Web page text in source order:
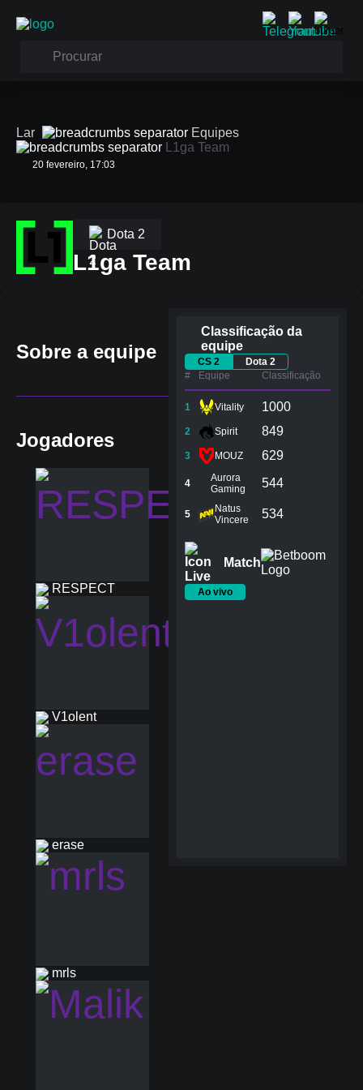
Lar
Equipes
L1ga Team
20 fevereiro, 17:03
Dota 2
L1ga Team
Sobre a equipe
Jogadores
RESPECT
V1olent
erase
mrls
Classificação da
equipe
CS 2
Dota 2
#
Equipe Сlassificação
1 Vitality 1000
2 Spirit 849
3 MOUZ 629
4
Aurora
Gaming
544
5
Natus
Vincere
534
Match
Ao vivo